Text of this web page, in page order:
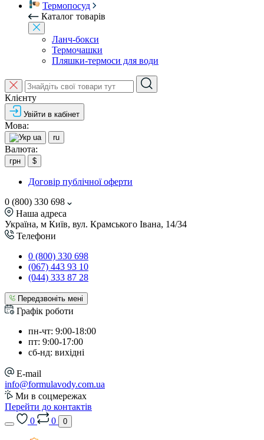
Термопосуд
Каталог товарів
Ланч-бокси
Термочашки
Пляшки-термоси для води
Клієнту
Увійти в кабінет
Мова:
ua ru
Валюта:
грн $
Договір публічної оферти
0 (800) 330 698
Наша адреса
Україна, м Київ, вул. Крамського Івана, 14/34
Телефони
0 (800) 330 698
(067) 443 93 10
(044) 333 87 28
Передзвоніть мені
Графік роботи
пн-чт: 9:00-18:00
пт: 9:00-17:00
сб-нд: вихідні
E-mail
info@formulavody.com.ua
Ми в соцмережах
Перейти до контактів
0
0 0